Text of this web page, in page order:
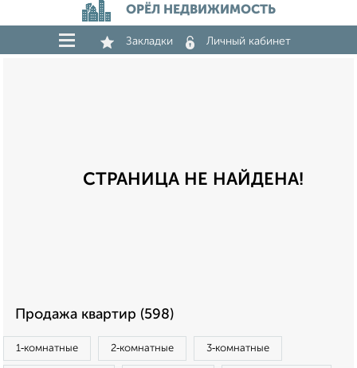
ОРЁЛ НЕДВИЖИМОСТЬ
Закладки Личный кабинет
СТРАНИЦА НЕ НАЙДЕНА!
Продажа квартир (598)
1‑комнатные 2‑комнатные 3‑комнатные